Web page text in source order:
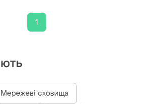
5 gigabit lan ports u
1
Мережеві сховища